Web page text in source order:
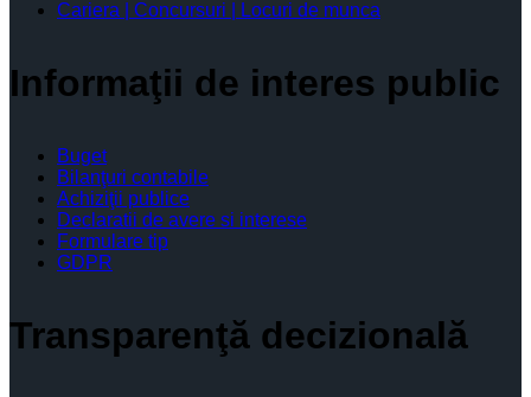
Cariera | Concursuri | Locuri de munca
Informaţii de interes public
Buget
Bilanţuri contabile
Achiziţii publice
Declaratii de avere si interese
Formulare tip
GDPR
Transparenţă decizională